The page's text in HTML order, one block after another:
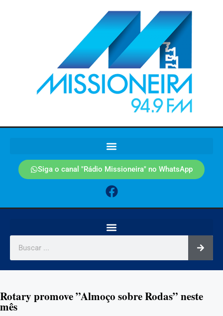
Siga o canal "Rádio Missioneira" no WhatsApp
Rotary promove ”Almoço sobre Rodas” neste
mês